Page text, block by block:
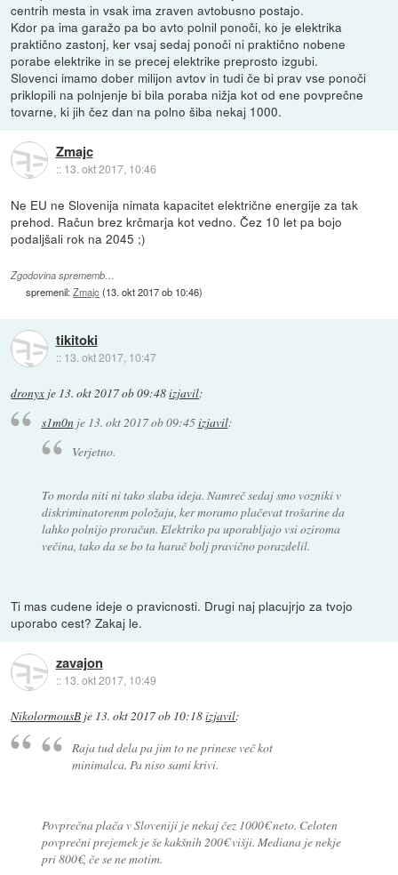
centrih mesta in vsak ima zraven avtobusno postajo.
Kdor pa ima garažo pa bo avto polnil ponoči, ko je elektrika
praktično zastonj, ker vsaj sedaj ponoči ni praktično nobene
porabe elektrike in se precej elektrike preprosto izgubi.
Slovenci imamo dober milijon avtov in tudi če bi prav vse ponoči
priklopili na polnjenje bi bila poraba nižja kot od ene povprečne
tovarne, ki jih čez dan na polno šiba nekaj 1000.
Zmajc
:: 13. okt 2017, 10:46
Ne EU ne Slovenija nimata kapacitet električne energije za tak
prehod. Račun brez krčmarja kot vedno. Čez 10 let pa bojo
podaljšali rok na 2045 ;)
Zgodovina sprememb…
spremenil:Zmajc (13. okt 2017 ob 10:46)
tikitoki
:: 13. okt 2017, 10:47
dronyx je 13. okt 2017 ob 09:48izjavil:
s1m0nje 13. okt 2017 ob 09:45izjavil:
Verjetno.
To morda niti ni tako slaba ideja. Namreč sedaj smo vozniki v
diskriminatorenm položaju, ker moramo plačevat trošarine da
lahko polnijo proračun. Elektriko pa uporabljajo vsi oziroma
večina, tako da se bo ta harač bolj pravično porazdelil.
Ti mas cudene ideje o pravicnosti. Drugi naj placujrjo za tvojo
uporabo cest? Zakaj le.
zavajon
:: 13. okt 2017, 10:49
NikolormousB je 13. okt 2017 ob 10:18izjavil:
Raja tud dela pa jim to ne prinese več kot
minimalca. Pa niso sami krivi.
Povprečna plača v Sloveniji je nekaj čez 1000€ neto. Celoten
povprečni prejemek je še kakšnih 200€ višji. Mediana je nekje
pri 800€, če se ne motim.